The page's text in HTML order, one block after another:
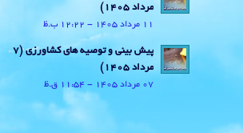
مرداد ۱۴۰۵)
11 مرداد 1405 - 12:22 ب.ظ
پیش بینی و توصیه های کشاورزی (7
مرداد ۱۴۰۵)
07 مرداد 1405 - 11:54 ق.ظ